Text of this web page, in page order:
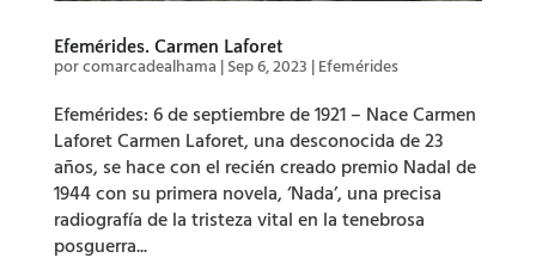
Efemérides. Carmen Laforet
porcomarcadealhama | Sep 6, 2023 | Efemérides
Efemérides: 6 de septiembre de 1921 – Nace Carmen
Laforet Carmen Laforet, una desconocida de 23
años, se hace con el recién creado premio Nadal de
1944 con su primera novela, ‘Nada’, una precisa
radiografía de la tristeza vital en la tenebrosa
posguerra...